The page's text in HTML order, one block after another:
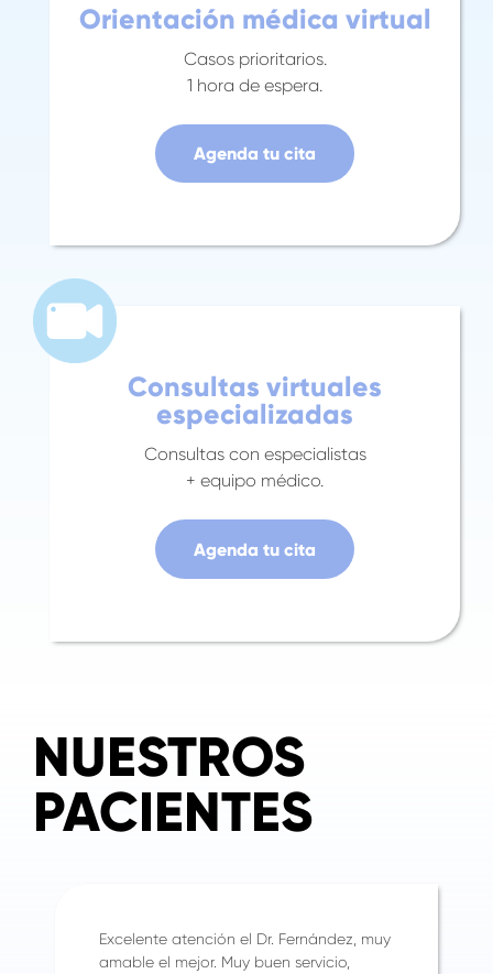
Orientación médica virtual
Casos prioritarios.
1 hora de espera.
Agenda tu cita
Consultas virtuales
especializadas
Consultas con especialistas
+ equipo médico.
Agenda tu cita
NUESTROS
PACIENTES
Excelente atención el Dr. Fernández, muy
amable el mejor. Muy buen servicio,